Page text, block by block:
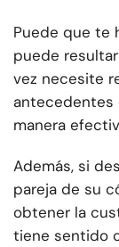
Puede que te
puede
vez necesite
antecedentes
manera
Además, si
pareja de su
obtener la
tiene sentido